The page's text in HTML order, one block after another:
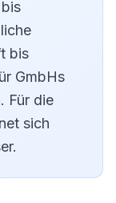
bis
GmbHs
Für die
sich